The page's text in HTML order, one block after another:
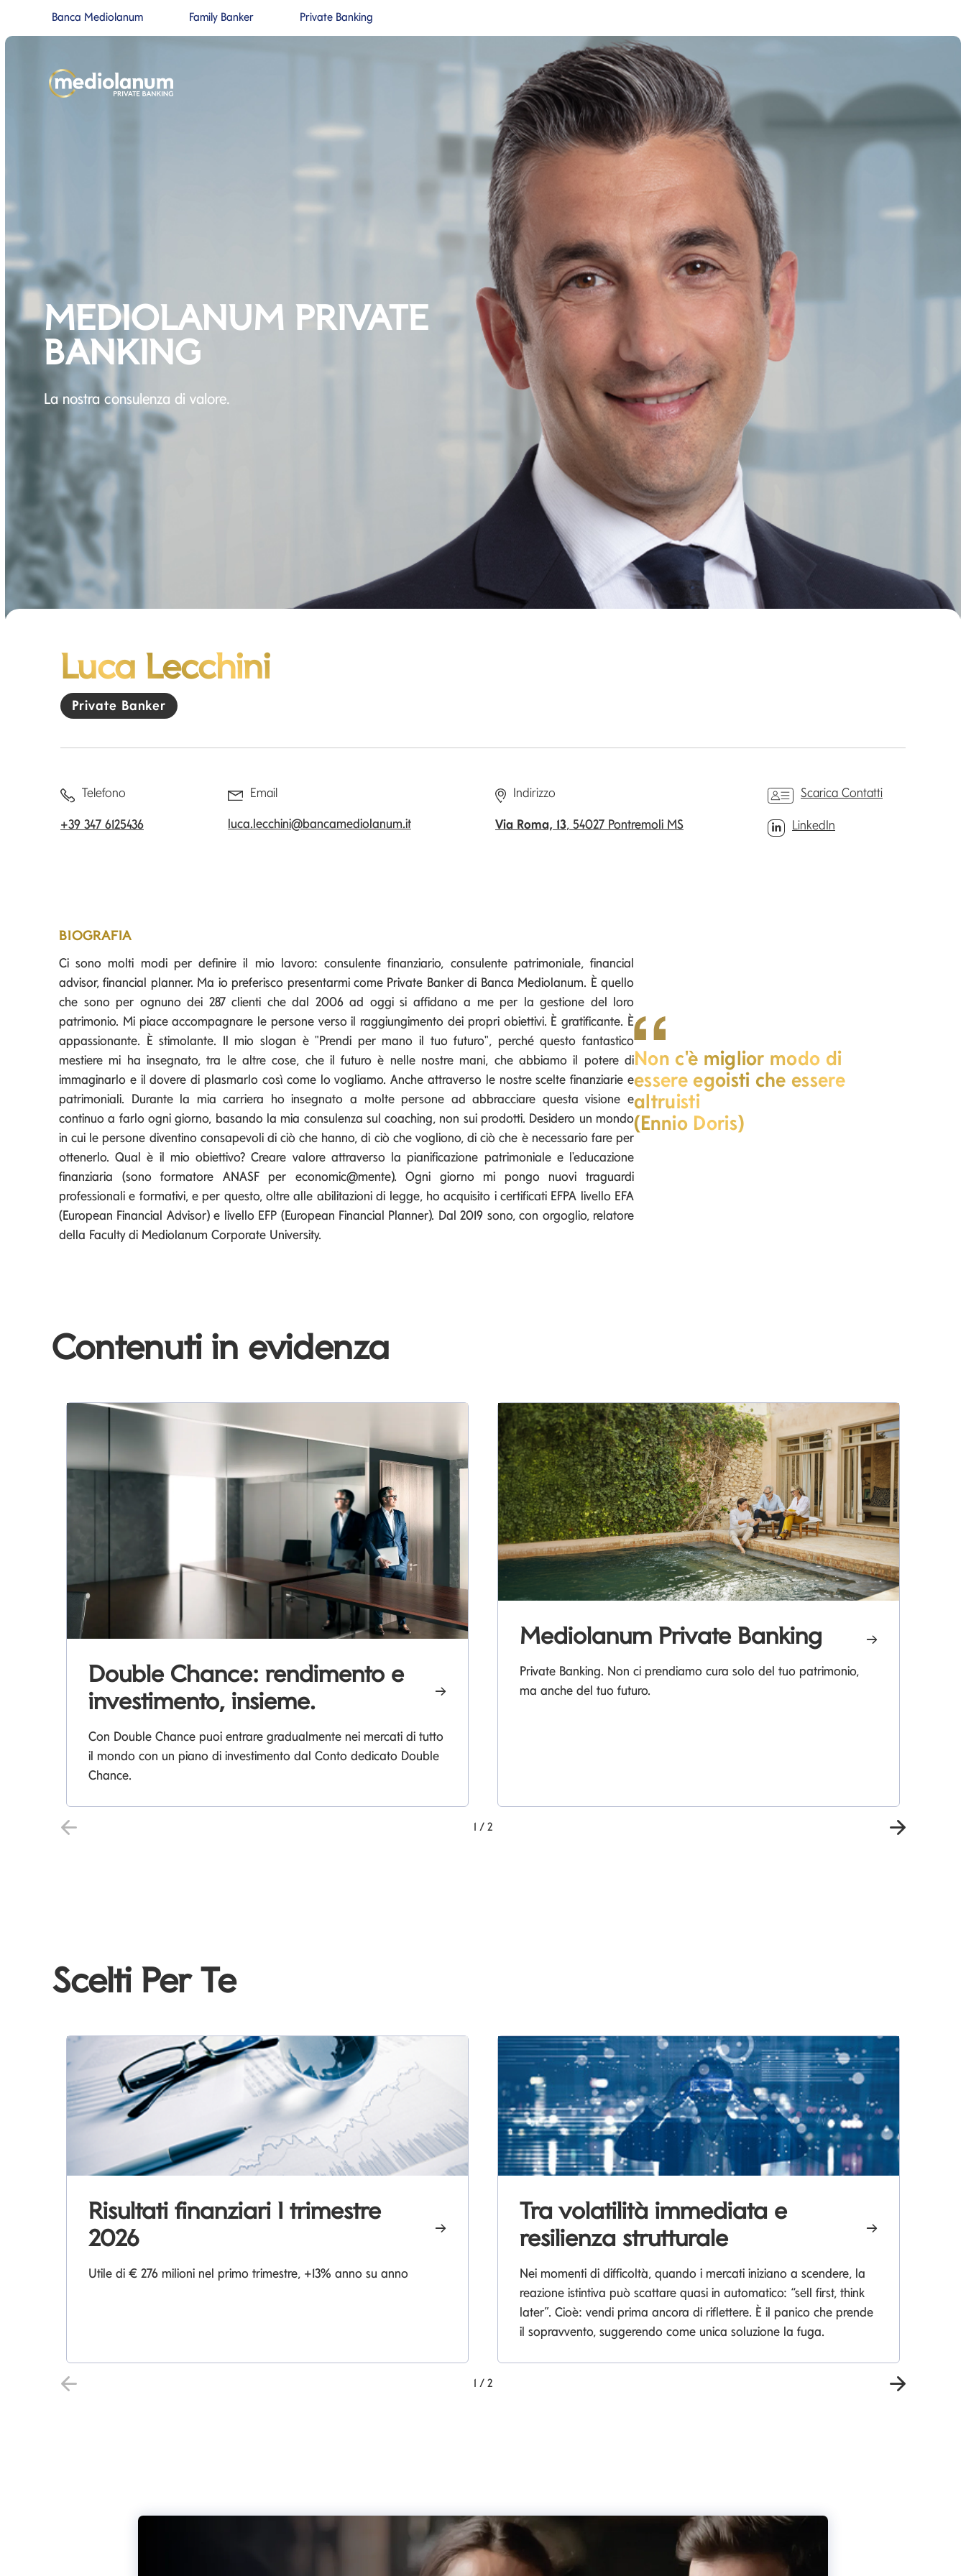
Banca MediolanumSi apre in una nuova pagina
Family BankerSi apre in una nuova pagina
Private BankingSi apre in una nuova pagina
MEDIOLANUM PRIVATE
BANKING
La nostra consulenza di valore.
Luca Lecchini
Private Banker
Telefono
+39 347 6125436
Email
luca.lecchini@bancamediolanum.it
Indirizzo
Via Roma, 13, 54027 Pontremoli MS
Scarica Contatti
LinkedIn
BIOGRAFIA
Ci sono molti modi per definire il mio lavoro: consulente finanziario, consulente patrimoniale, financial
advisor, financial planner. Ma io preferisco presentarmi come Private Banker di Banca Mediolanum. È quello
che sono per ognuno dei 287 clienti che dal 2006 ad oggi si affidano a me per la gestione del loro
patrimonio. Mi piace accompagnare le persone verso il raggiungimento dei propri obiettivi. È gratificante. È
appassionante. È stimolante. Il mio slogan è "Prendi per mano il tuo futuro"​, perché questo fantastico
mestiere mi ha insegnato, tra le altre cose, che il futuro è nelle nostre mani, che abbiamo il potere di
immaginarlo e il dovere di plasmarlo così come lo vogliamo. Anche attraverso le nostre scelte finanziarie e
patrimoniali. Durante la mia carriera ho insegnato a molte persone ad abbracciare questa visione e
continuo a farlo ogni giorno, basando la mia consulenza sul coaching, non sui prodotti. Desidero un mondo
in cui le persone diventino consapevoli di ciò che hanno, di ciò che vogliono, di ciò che è necessario fare per
ottenerlo. Qual è il mio obiettivo? Creare valore attraverso la pianificazione patrimoniale e l'educazione
finanziaria (sono formatore ANASF per economic@mente). Ogni giorno mi pongo nuovi traguardi
professionali e formativi, e per questo, oltre alle abilitazioni di legge, ho acquisito i certificati EFPA livello EFA
(European Financial Advisor) e livello EFP (European Financial Planner). Dal 2019 sono, con orgoglio, relatore
della Faculty di Mediolanum Corporate University.
Non c'è miglior modo di
essere egoisti che essere
altruisti
(Ennio Doris)
Contenuti in evidenza
Double Chance: rendimento e
investimento, insieme.
Con Double Chance puoi entrare gradualmente nei mercati di tutto
il mondo con un piano di investimento dal Conto dedicato Double
Chance.
Mediolanum Private Banking
Private Banking. Non ci prendiamo cura solo del tuo patrimonio,
ma anche del tuo futuro.
1 / 2 Prossima
Precedente Slide
Scelti Per Te
Risultati finanziari I trimestre
2026
Utile di € 276 milioni nel primo trimestre, +13% anno su anno
Tra volatilità immediata e
resilienza strutturale
Nei momenti di difficoltà, quando i mercati iniziano a scendere, la
reazione istintiva può scattare quasi in automatico: “sell first, think
later”. Cioè: vendi prima ancora di riflettere. È il panico che prende
il sopravvento, suggerendo come unica soluzione la fuga.
1 / 2 Avanti
Indietro